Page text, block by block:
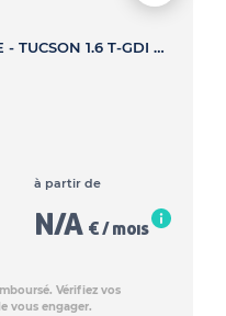
1.6 T-GDI HYBRID 239 N LINE - TUCSON 1.6 T-GDI HYBRID 239 N LINE
à partir de
N/A € / mois
Vérifiez vos
vous engager.